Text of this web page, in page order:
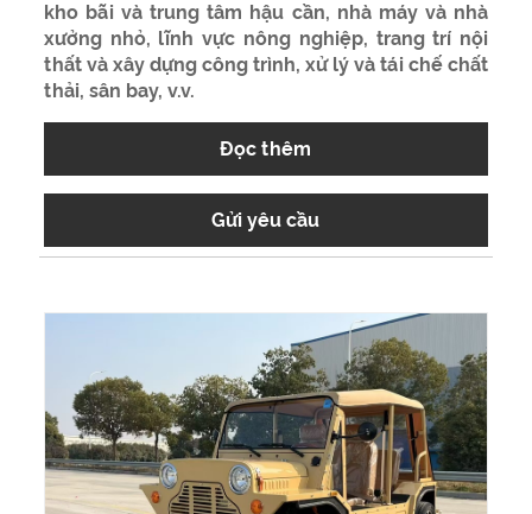
kho bãi và trung tâm hậu cần, nhà máy và nhà
xưởng nhỏ, lĩnh vực nông nghiệp, trang trí nội
thất và xây dựng công trình, xử lý và tái chế chất
thải, sân bay, v.v.
Đọc thêm
Gửi yêu cầu